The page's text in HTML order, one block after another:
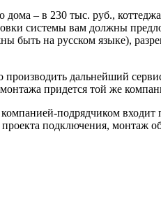
– в 230 тыс. руб.,
системы вам должны
на русском языке),
дальнейший
монтажа придется той же
подрядчиком
подключения, монтаж